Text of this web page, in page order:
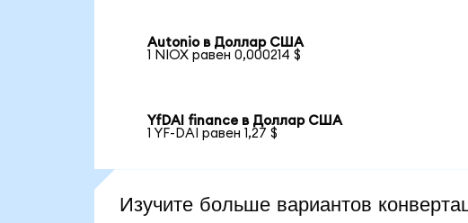
Autonio в Доллар США
1 NIOX равен 0,000214 $
YfDAI finance в Доллар США
1 YF-DAI равен 1,27 $
Изучите больше вариантов